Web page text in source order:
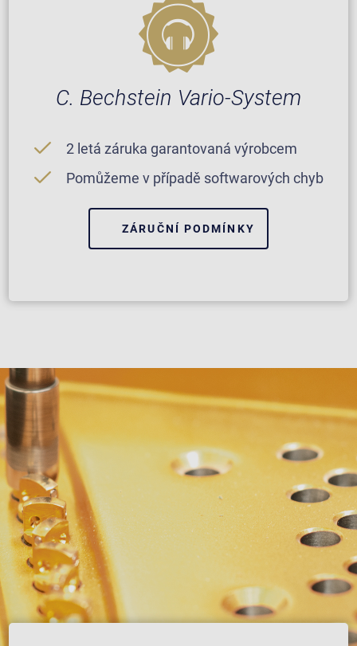
C. Bechstein Vario-System
2 letá záruka garantovaná výrobcem
Pomůžeme v případě softwarových chyb
ZÁRUČNÍ PODMÍNKY